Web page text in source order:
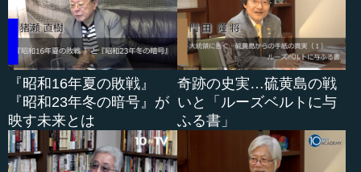
『昭和16年夏の敗戦』
『昭和23年冬の暗号』が
映す未来とは
奇跡の史実…硫黄島の戦
いと「ルーズベルトに与
ふる書」